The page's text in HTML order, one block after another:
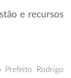
e recursos
Rodrigo